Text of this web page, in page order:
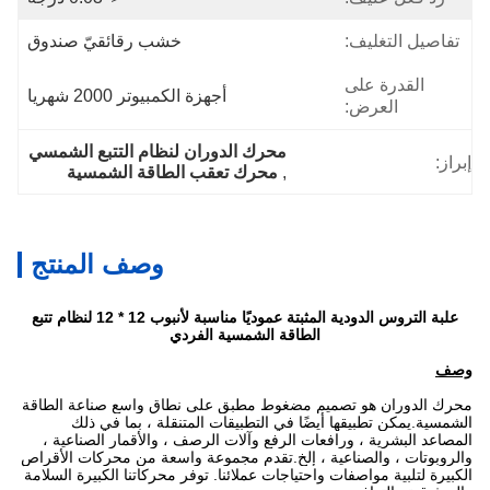
تفاصيل التغليف: خشب رقائقيّ صندوق
القدرة على
العرض:
أجهزة الكمبيوتر 2000 شهريا
إبراز:
محرك الدوران لنظام التتبع الشمسي
, محرك تعقب الطاقة الشمسية
وصف المنتج
علبة التروس الدودية المثبتة عموديًا مناسبة لأنبوب 12 * 12 لنظام تتبع
الطاقة الشمسية الفردي
وصف
محرك الدوران هو تصميم مضغوط مطبق على نطاق واسعصناعة الطاقة
الشمسية.يمكن تطبيقها أيضًا في التطبيقات المتنقلة ، بما في ذلك
المصاعد البشرية ، ورافعات الرفع وآلات الرصف ، والأقمار الصناعية ،
والروبوتات ، والصناعية ، إلخ.تقدم مجموعة واسعة من محركات الأقراص
الكبيرة لتلبية مواصفات واحتياجات عملائنا. توفر محركاتنا الكبيرة السلامة